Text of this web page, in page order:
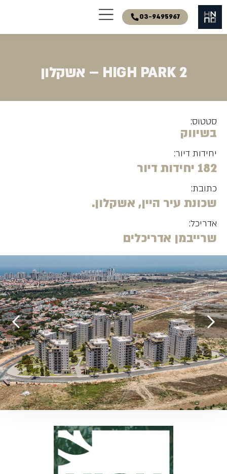
03-9495967
HIGH PARK 2 – אשקלון
סטטוס:
בשיווק
יחידות דיור:
182 יחידות דיור
כתובת:
שכונת עיר היין, אשקלון.
אדריכל:
שרייבמן אדריכלים